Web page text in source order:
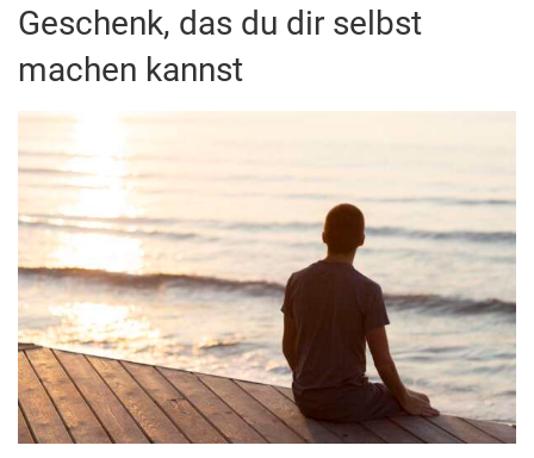
Geschenk, das du dir selbst
machen kannst